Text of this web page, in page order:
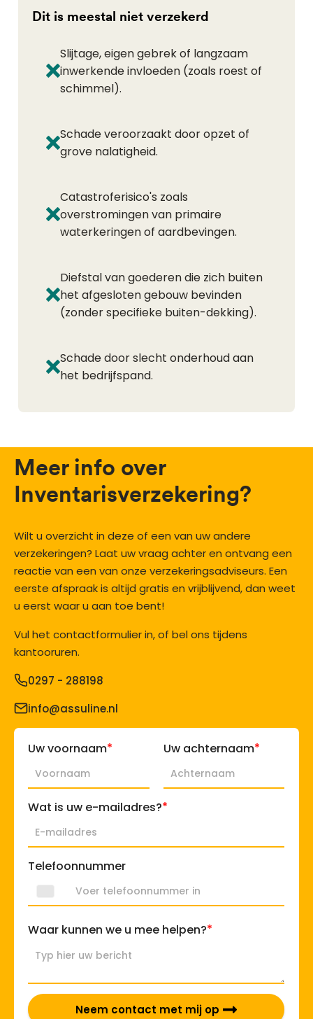
Dit is meestal niet verzekerd
Slijtage, eigen gebrek of langzaam
inwerkende invloeden (zoals roest of
schimmel).
Schade veroorzaakt door opzet of
grove nalatigheid.
Catastroferisico's zoals
overstromingen van primaire
waterkeringen of aardbevingen.
Diefstal van goederen die zich buiten
het afgesloten gebouw bevinden
(zonder specifieke buiten-dekking).
Schade door slecht onderhoud aan
het bedrijfspand.
Meer info over
Inventarisverzekering?
Wilt u overzicht in deze of een van uw andere
verzekeringen? Laat uw vraag achter en ontvang een
reactie van een van onze verzekeringsadviseurs. Een
eerste afspraak is altijd gratis en vrijblijvend, dan weet
u eerst waar u aan toe bent!
Vul het contactformulier in, of bel ons tijdens
kantooruren.
0297 - 288198
info@assuline.nl
Uw voornaam* Uw achternaam*
Wat is uw e-mailadres?*
Telefoonnummer
Waar kunnen we u mee helpen?*
Neem contact met mij op